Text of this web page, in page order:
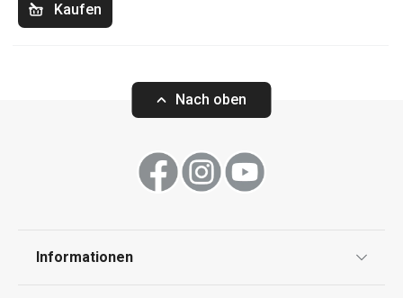
Kaufen
Nach oben
Informationen